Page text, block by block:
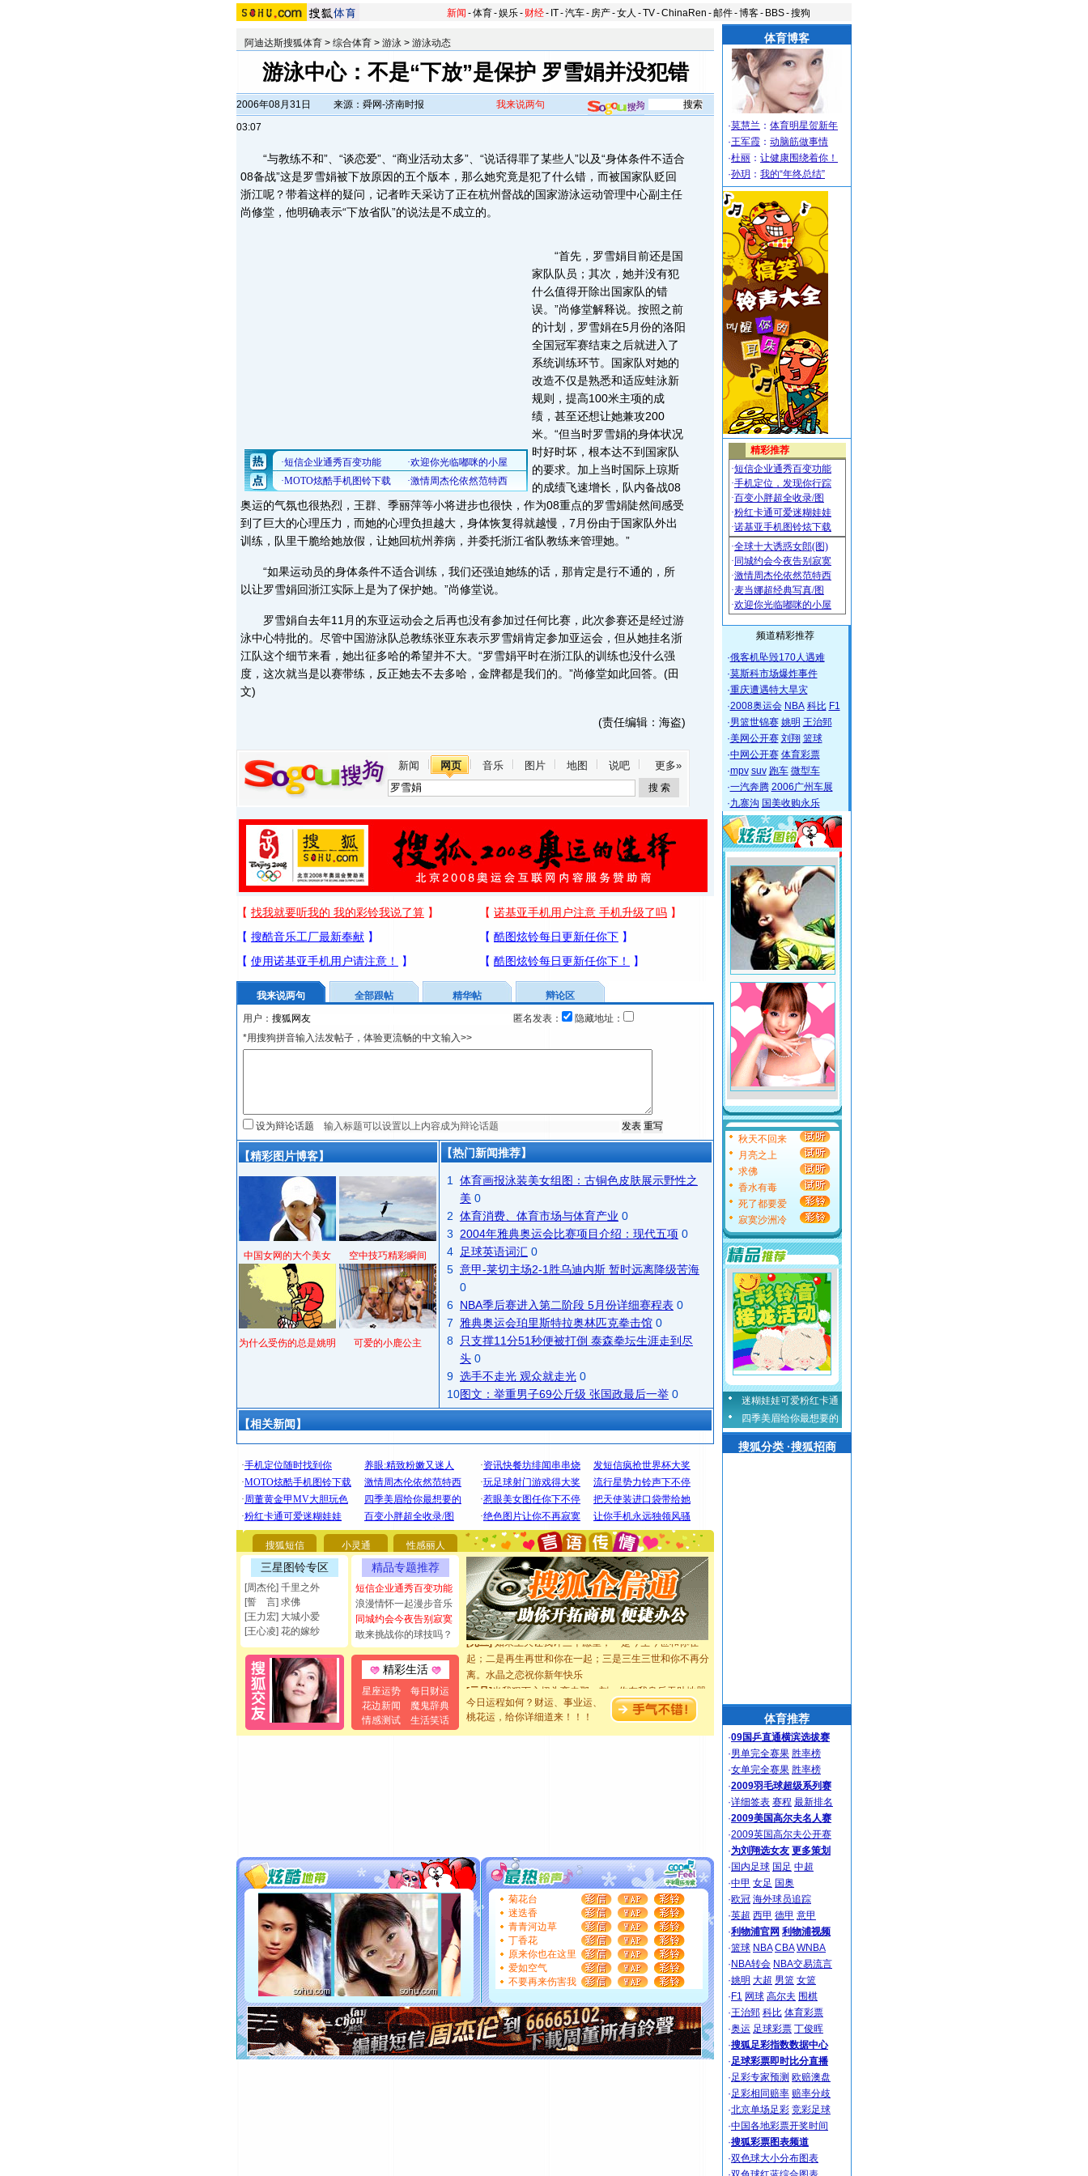
新闻 -体育-娱乐- 财经- IT-汽车- 房产-女人 -TV-ChinaRen -邮件-博客- BBS-搜狗
阿迪达斯搜狐体育 > 综合体育 > 游泳 > 游泳动态
游泳中心：不是“下放”是保护 罗雪娟并没犯错
2006年08月31日
03:07
来源：舜网-济南时报 我来说两句
“与教练不和”、“谈恋爱”、“商业活动太多”、“说话得罪了某些人”以及“身体条件不适合
08备战”这是罗雪娟被下放原因的五个版本，那么她究竟是犯了什么错，而被国家队贬回
浙江呢？带着这样的疑问，记者昨天采访了正在杭州督战的国家游泳运动管理中心副主任
尚修堂，他明确表示“下放省队”的说法是不成立的。
“首先，罗雪娟目前还是国
家队队员；其次，她并没有犯
什么值得开除出国家队的错
误。”尚修堂解释说。按照之前
的计划，罗雪娟在5月份的洛阳
全国冠军赛结束之后就进入了
系统训练环节。国家队对她的
改造不仅是熟悉和适应蛙泳新
规则，提高100米主项的成
绩，甚至还想让她兼攻200
米。“但当时罗雪娟的身体状况
时好时坏，根本达不到国家队
的要求。加上当时国际上琼斯
的成绩飞速增长，队内备战08
奥运的气氛也很热烈，王群、季丽萍等小将进步也很快，作为08重点的罗雪娟陡然间感受
到了巨大的心理压力，而她的心理负担越大，身体恢复得就越慢，7月份由于国家队外出
训练，队里干脆给她放假，让她回杭州养病，并委托浙江省队教练来管理她。”
“如果运动员的身体条件不适合训练，我们还强迫她练的话，那肯定是行不通的，所
以让罗雪娟回浙江实际上是为了保护她。”尚修堂说。
罗雪娟自去年11月的东亚运动会之后再也没有参加过任何比赛，此次参赛还是经过游
泳中心特批的。尽管中国游泳队总教练张亚东表示罗雪娟肯定参加亚运会，但从她挂名浙
江队这个细节来看，她出征多哈的希望并不大。“罗雪娟平时在浙江队的训练也没什么强
度，这次就当是以赛带练，反正她去不去多哈，金牌都是我们的。”尚修堂如此回答。(田
文)
(责任编辑：海盗)
新闻 网页 音乐 图片 地图 说吧 更多»
我来说两句 全部跟帖 精华帖
辩论区
用户：
匿名发表：
隐藏地址：
*用搜狗拼音输入法发帖子，体验更流畅的中文输入>>
设为辩论话题
【精彩图片博客】
中国女网的大个美女 空中技巧精彩瞬间
为什么受伤的总是姚明 可爱的小鹿公主
【热门新闻推荐】
1
体育画报泳装美女组图：古铜色皮肤展示野性之
美 0
2 体育消费、体育市场与体育产业 0
3
2004年雅典奥运会比赛项目介绍：现代五项 0
4
足球英语词汇 0
5 意甲-莱切主场2-1胜乌迪内斯 暂时远离降级苦海
0
6 NBA季后赛进入第二阶段 5月份详细赛程表 0
7
雅典奥运会珀里斯特拉奥林匹克拳击馆 0
8
只支撑11分51秒便被打倒 泰森拳坛生涯走到尽
头 0
9 选手不走光 观众就走光 0
10图文：举重男子69公斤级 张国政最后一举 0
【相关新闻】
搜狐短信 小灵通 性感丽人
三星图铃专区
[周杰伦] 千里之外
[誓 言] 求佛
[王力宏] 大城小爱
[王心凌] 花的嫁纱
精品专题推荐
短信企业通秀百变功能
浪漫情怀一起漫步音乐
同城约会今夜告别寂寞
敢来挑战你的球技吗？
精彩生活
星座运势
每日财运
花边新闻
魔鬼辞典
情感测试
生活笑话
你太多，只有给你五千万：千万快乐！千万要健康！千万
要平安！千万要知足！千万不要忘记我！
[圣诞节]不只这样的日子才会想起你,而是这样的日子才
能正大光明地骚扰你,告诉你,圣诞要快乐!新年要快乐!天天
都要快乐噢!
[圣诞节]奉上一颗祝福的心,在这个特别的日子里,愿幸福,
如意,快乐,鲜花,一切美好的祝愿与你同在.圣诞快乐!
[元旦]看到你我会触电；看不到你我要充电；没有你我会
断电。爱你是我职业，想你是我事业，抱你是我特长，吻
你是我专业！水晶之恋祝你新年快乐
[元旦]如果上天让我许三个愿望，一是今生今世和你在一
起；二是再生再世和你在一起；三是三生三世和你不再分
离。水晶之恋祝你新年快乐
[元旦]当我狠下心扭头离去那一刻，你在我身后无助地哭
泣，这痛楚让我明白我多么爱你。我转身抱住你：这猪不
卖了。水晶之恋祝你新年快乐。
要平安！千万要知足！千万不要忘记我！
[圣诞节]不只这样的日子才会想起你,而是这样的日子才
能正大光明地骚扰你,告诉你,圣诞要快乐!新年要快乐!天天
都要快乐噢!
[圣诞节]奉上一颗祝福的心,在这个特别的日子里,愿幸福,
如意,快乐,鲜花,一切美好的祝愿与你同在.圣诞快乐!
[元旦]
看到你我会触电；看不到你我要充电；没有你我会
断电。爱你是我职业，想你是我事业，抱你是我特长，吻
你是我专业！水晶之恋祝你新年快乐
[元旦]如果上天让我许三个愿望，一是今生今世和你在一
起；二是再生再世和你在一起；三是三生三世和你不再分
离。水晶之恋祝你新年快乐
[元旦]当我狠下心扭头离去那一刻，你在我身后无助地哭
今日运程如何？财运、事业运、
桃花运，给你详细道来！！！
菊花台
迷迭香
青青河边草
丁香花
原来你也在这里
爱如空气
不要再来伤害我
体育博客
·莫慧兰 ： 体育明星贺新年
·王军霞 ： 动脑筋做事情
·杜丽 ： 让健康围绕着你！
·孙玥 ： 我的“年终总结”
频道精彩推荐
·俄客机坠毁170人遇难
·莫斯科市场爆炸事件
·重庆遭遇特大旱灾
·2008奥运会 NBA 科比 F1
·男篮世锦赛 姚明 王治郅
·美网公开赛 刘翔 篮球
·中网公开赛 体育彩票
·mpv suv 跑车 微型车
·一汽奔腾 2006广州车展
·九寨沟 国美收购永乐
秋天不回来
月亮之上
求佛
香水有毒
死了都要爱
寂寞沙洲冷
迷糊娃娃可爱粉红卡通
四季美眉给你最想要的
搜狐分类 ·搜狐招商
体育推荐
·09国乒直通横滨选拔赛
·男单完全赛果 胜率榜
·女单完全赛果 胜率榜
·2009羽毛球超级系列赛
·详细签表 赛程 最新排名
·2009美国高尔夫名人赛
·2009英国高尔夫公开赛
·为刘翔选女友 更多策划
· 国内足球 国足 中超
·中甲 女足 国奥
·欧冠 海外球员追踪
·英超 西甲 德甲 意甲
·利物浦官网 利物浦视频
·篮球 NBA CBA WNBA
· NBA转会 NBA交易流言
·姚明 大超 男篮 女篮
· F1 网球 高尔夫 围棋
·王治郅 科比 体育彩票
·奥运 足球彩票 丁俊晖
·搜狐足彩指数数据中心
·足球彩票即时比分直播
·足彩专家预测 欧赔澳盘
·足彩相同赔率 赔率分歧
·北京单场足彩 竞彩足球
·中国各地彩票开奖时间
·搜狐彩票图表频道
·双色球大小分布图表